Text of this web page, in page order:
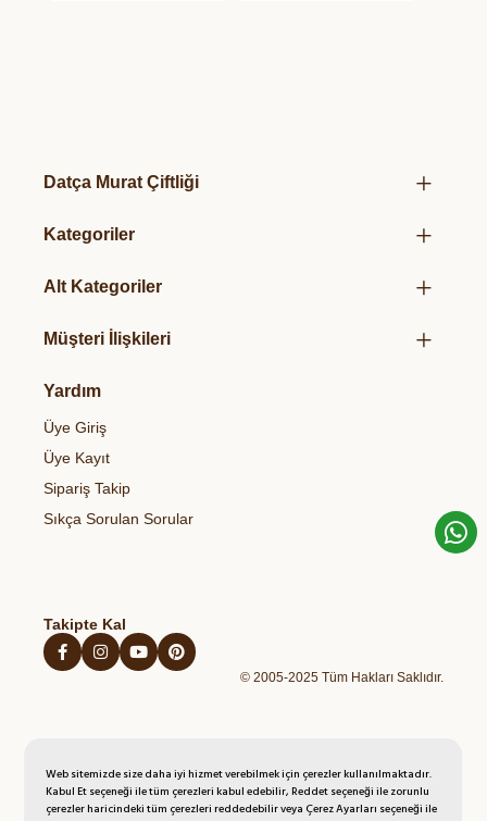
Web sitemizde size daha iyi hizmet verebilmek için çerezler kullanılmaktadır.
Kabul Et seçeneği ile tüm çerezleri kabul edebilir, Reddet seçeneği ile zorunlu
çerezler haricindeki tüm çerezleri reddedebilir veya Çerez Ayarları seçeneği ile
Datça Murat Çiftliği
Mağazalarımız
Üretim Felsefemiz
Hediye Paketlerimiz
Gıdalardaki Pestisitler ve Sağlık Riskleri
Blog
Kategoriler
Taze Sebze & Meyveler
Süt & Süt Ürünleri
Temel Gıdalar
Sağlıklı Atıştırmalıklar
Kahvaltılıklar
Hazır Unlu Mamulleri
Alt Kategoriler
Organik Sirke
Organik Bakliyatlar
Müşteri İlişkileri
Açık Rıza Metni
Kişisel Verilerin Korunması Politikası
İptal İade Şartları
Mesafeli Satış Sözleşmesi
Yardım
Üye Giriş
Üye Kayıt
Sipariş Takip
Sıkça Sorulan Sorular
Takipte Kal
© 2005-2025 Tüm Hakları Saklıdır.